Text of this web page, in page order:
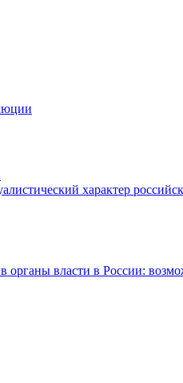
характер
органы власти в России: